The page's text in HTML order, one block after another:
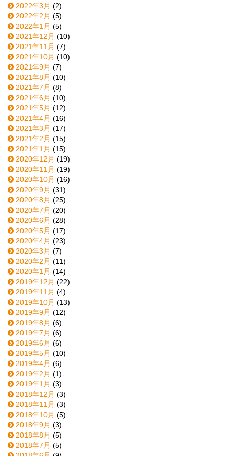
2022年3月 (2)
2022年2月 (5)
2022年1月 (5)
2021年12月 (10)
2021年11月 (7)
2021年10月 (10)
2021年9月 (7)
2021年8月 (10)
2021年7月 (8)
2021年6月 (10)
2021年5月 (12)
2021年4月 (16)
2021年3月 (17)
2021年2月 (15)
2021年1月 (15)
2020年12月 (19)
2020年11月 (19)
2020年10月 (16)
2020年9月 (31)
2020年8月 (25)
2020年7月 (20)
2020年6月 (28)
2020年5月 (17)
2020年4月 (23)
2020年3月 (7)
2020年2月 (11)
2020年1月 (14)
2019年12月 (22)
2019年11月 (4)
2019年10月 (13)
2019年9月 (12)
2019年8月 (6)
2019年7月 (6)
2019年6月 (6)
2019年5月 (10)
2019年4月 (6)
2019年2月 (1)
2019年1月 (3)
2018年12月 (3)
2018年11月 (3)
2018年10月 (5)
2018年9月 (3)
2018年8月 (5)
2018年7月 (5)